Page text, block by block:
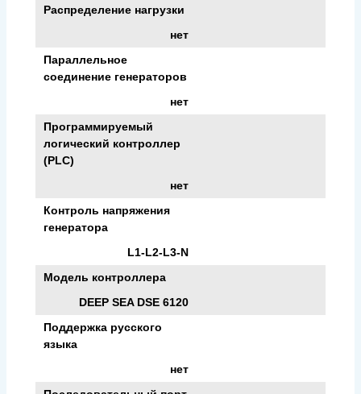
Распределение нагрузки
нет
Параллельное
соединение генераторов
нет
Программируемый
логический контроллер
(PLC)
нет
Контроль напряжения
генератора
L1-L2-L3-N
Модель контроллера
DEEP SEA DSE 6120
Поддержка русского
языка
нет